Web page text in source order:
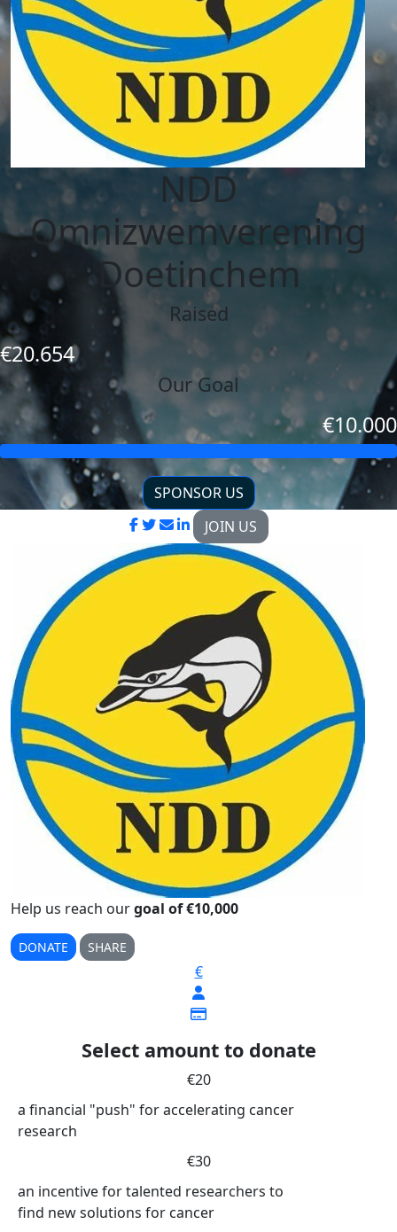
NDD
Omnizwemverening
Doetinchem
Raised
€20.654
Our Goal
€10.000
SPONSOR US
JOIN US
Help us reach ourgoal of €10,000
DONATE SHARE
€
Select amount to donate
€20
a financial "push" for accelerating cancer
research
€30
an incentive for talented researchers to
find new solutions for cancer